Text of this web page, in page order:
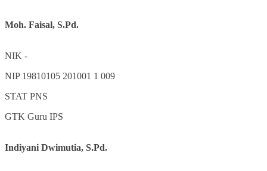
Moh. Faisal, S.Pd.
NIK -
NIP 19810105 201001 1 009
STAT PNS
GTK Guru IPS
Indiyani Dwimutia, S.Pd.